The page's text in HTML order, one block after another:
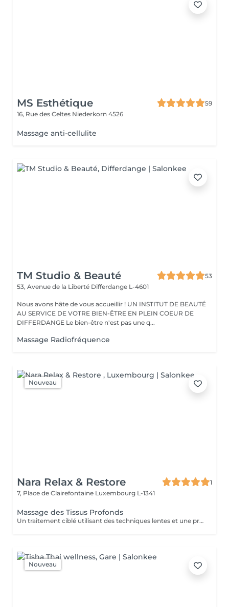
MS Esthétique
59
16, Rue des Celtes Niederkorn 4526
Massage anti-cellulite
TM Studio & Beauté
53
53, Avenue de la Liberté Differdange L-4601
Nous avons hâte de vous accueillir ! UN INSTITUT DE BEAUTÉ
AU SERVICE DE VOTRE BIEN-ÊTRE EN PLEIN COEUR DE
DIFFERDANGE Le bien-être n'est pas une q...
Massage Radiofréquence
Nouveau
Nara Relax & Restore
1
7, Place de Clairefontaine Luxembourg L-1341
Massage des Tissus Profonds
Un traitement ciblé utilisant des techniques lentes et une pression soutenue pour agir sur les couches profondes des muscles et des tissus conjonctifs. Idéal pour les tensions persistantes, les raideurs musculaires et les restrictions de mobilité, ce massage aide à relâcher les tensions profondes et à améliorer la mobilité générale.
Nouveau